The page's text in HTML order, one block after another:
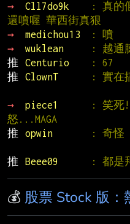
→
Cll7do9k
: 真的
還噴喔 華西街真狠
→
medichou13 : 噴
→
wuklean : 越通
推
Centurio : 67
推
ClownT
: 實在
→
piece1
: 笑死!
怒...MAGA
推
opwin
: 奇怪
推
Beee09 : 都是
💰 股票 Stock 版：